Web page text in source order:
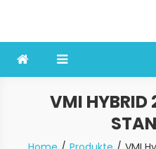
content
VMI HYBRID